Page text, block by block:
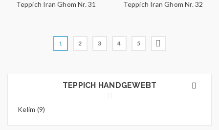
TEPPICH HANDGEWEBT
Kelim (9)
Teppich Iran Ghom Nr. 31 Teppich Iran Ghom Nr. 32
1 2 3 4 5